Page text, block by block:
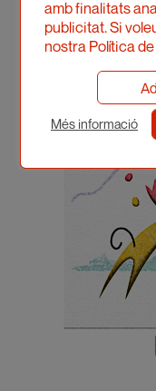
amb finalitats
publicitat. Si
nostra Política
Més informació